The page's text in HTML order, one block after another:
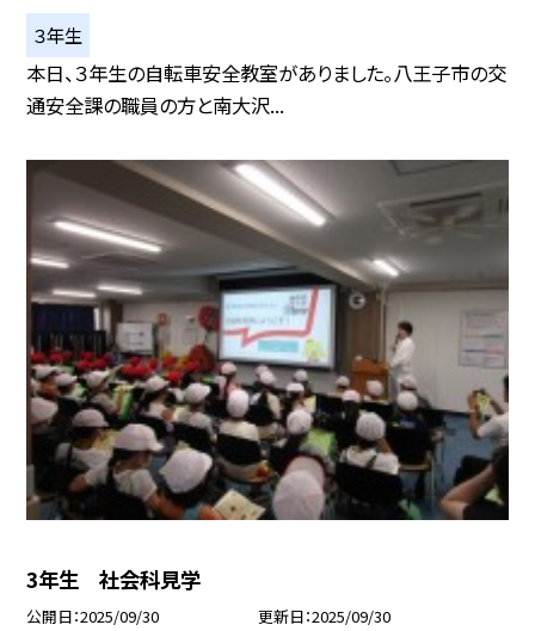
３年生
本日、３年生の自転車安全教室がありました。八王子市の交
通安全課の職員の方と南大沢...
3年生 社会科見学
公開日 2025/09/30 更新日 2025/09/30